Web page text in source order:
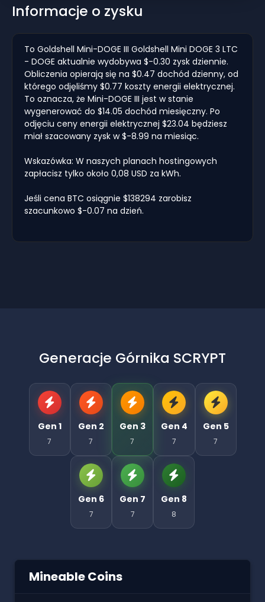
Informacje o zysku
To Goldshell Mini-DOGE III Goldshell Mini DOGE 3 LTC
- DOGE aktualnie wydobywa $-0.30 zysk dziennie.
Obliczenia opierają się na $0.47 dochód dzienny, od
którego odjęliśmy $0.77 koszty energii elektrycznej.
To oznacza, że Mini-DOGE III jest w stanie
wygenerować do $14.05 dochód miesięczny. Po
odjęciu ceny energii elektrycznej $23.04 będziesz
miał szacowany zysk w $-8.99 na miesiąc.
Wskazówka: W naszych planach hostingowych
zapłacisz tylko około 0,08 USD za kWh.
Jeśli cena BTC osiągnie $138294 zarobisz
szacunkowo $-0.07 na dzień.
Generacje Górnika SCRYPT
Gen 1
7
Gen 2
7
Gen 3
7
Gen 4
7
Gen 5
7
Gen 6
7
Gen 7
7
Gen 8
8
Mineable Coins